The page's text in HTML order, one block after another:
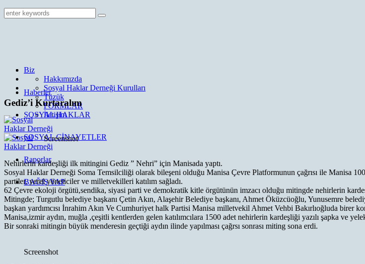
Biz
Hakkımızda
Sosyal Haklar Derneği Kurulları
Tüzük
FORMLAR
İletişim
Haberler
SOSYAL HAKLAR
SOSYAL CİNAYETLER
Raporlar
BAĞIŞ YAP
Gediz’i Kurtaralım
Screenshot
Nehirlerin kardeşliği ilk mitingini Gediz ” Nehri” için Manisada yaptı.
Sosyal Haklar Derneği Soma Temsilciliği olarak bileşeni olduğu Manisa Çevre Platformunun çağrısı ile Manisa
partiler, yerel yöneticiler ve milletvekilleri katılım sağladı.
62 Çevre ekoloji örgütü,sendika, siyasi parti ve demokratik kitle örgütünün imzacı olduğu mitingde nehirlerin
Mitingde; Turgutlu belediye başkanı Çetin Akın, Alaşehir Belediye başkanı, Ahmet Öküzcüoğlu, Yunusemre
başkan yardımcısı İnrahim Akın Ve Cumhuriyet halk Partisi Manisa milletvekil Ahmet Vehbi Bakırlıoğluda birer
Manisa,izmir aydın, muğla ,çeşitli kentlerden gelen katılımcılara 1500 adet nehirlerin kardeşliği yazılı şapka ve
Bir sonraki mitingin büyük menderesin geçtiği aydın ilinde yapılması çağrsı sonrası miting sona erdi.
Screenshot